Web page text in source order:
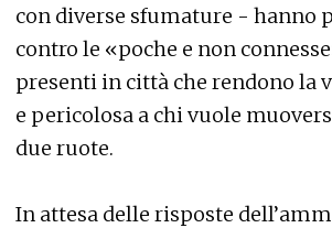
con diverse sfumature - hanno
contro le «poche e non
presenti in città che rendono la
e pericolosa a chi vuole
due ruote.
In attesa delle risposte